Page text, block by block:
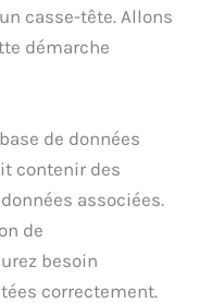
casse-tête. Allons
démarche
de données
contenir des
associées.
de
besoin
correctement.